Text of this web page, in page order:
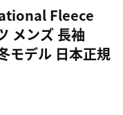
Fleece
メンズ 長袖
モデル 日本正規